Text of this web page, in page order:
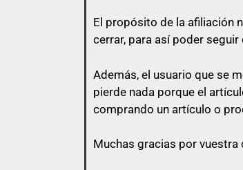
El propósito de la afiliación
cerrar, para así poder
Además, el usuario que se
pierde nada porque el
comprando un artículo o
Muchas gracias por vuestra